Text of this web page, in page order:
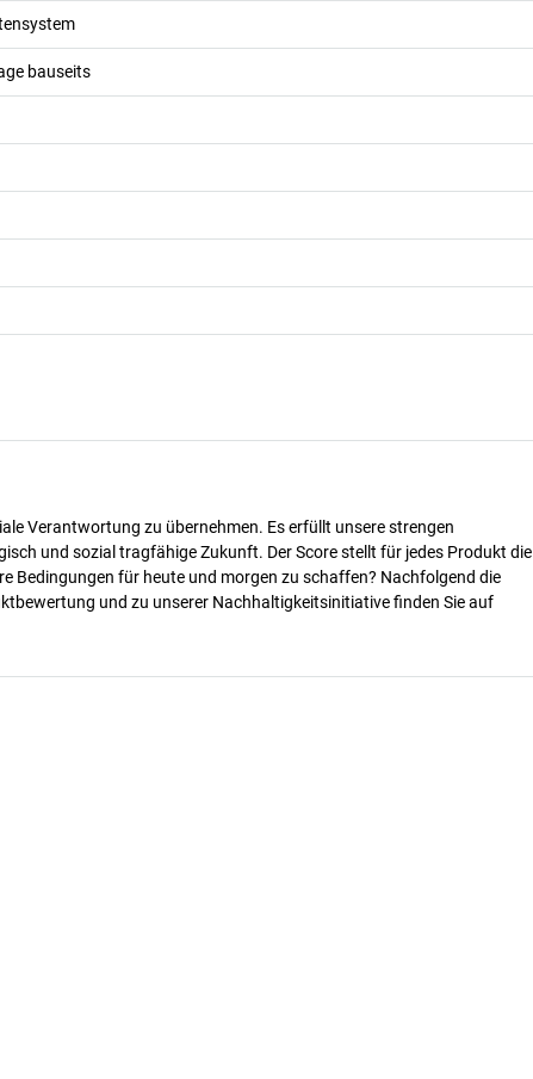
bauseits
Verantwortung zu übernehmen. Es erfüllt unsere strengen
und sozial tragfähige Zukunft. Der Score stellt für jedes Produkt die
Bedingungen für heute und morgen zu schaffen? Nachfolgend die
und zu unserer Nachhaltigkeitsinitiative finden Sie auf